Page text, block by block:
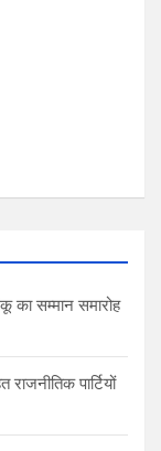
का सम्मान समारोह
पार्टियों